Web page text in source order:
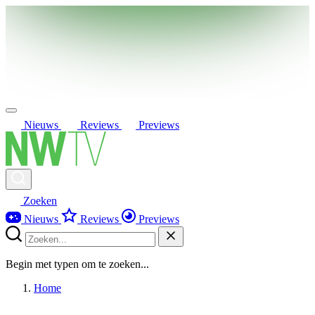
Nieuws Reviews Previews
Zoeken
Nieuws
Reviews Previews
Begin met typen om te zoeken...
Home